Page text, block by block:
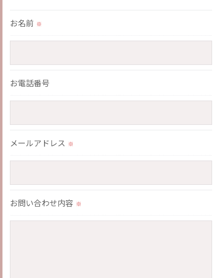
られた場合を除き、
お名前 ※
お電話番号
メールアドレス ※
お問い合わせ内容 ※